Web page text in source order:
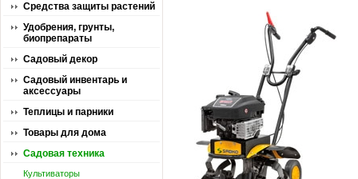
Средства защиты растений
Удобрения, грунты,
биопрепараты
Садовый декор
Садовый инвентарь и
аксессуары
Теплицы и парники
Товары для дома
Садовая техника
Культиваторы